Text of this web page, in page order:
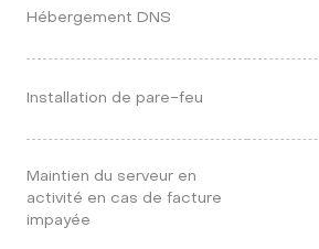
Hébergement DNS
Installation de pare-feu
Maintien du serveur en
activité en cas de facture
impayée